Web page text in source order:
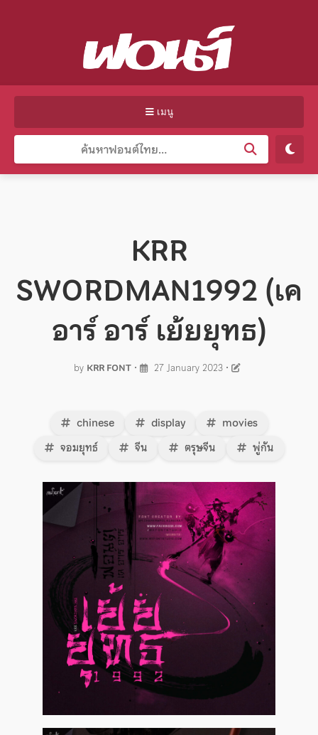
เมนู
KRR
SWORDMAN1992 (เค
อาร์ อาร์ เย้ยยุทธ)
by KRR FONT • 27 January 2023 •
chinese display
movies
จอมยุทธ์
จีน ตรุษจีน พู่กัน